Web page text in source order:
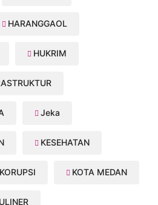
HARANGGAOL
HUKRIM
Jeka
KESEHATAN
KORUPSI KOTA MEDAN